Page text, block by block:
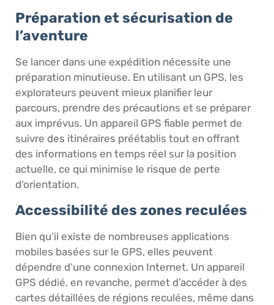
Préparation et sécurisation de
l’aventure
Se lancer dans une expédition nécessite une
préparation minutieuse. En utilisant un GPS, les
explorateurs peuvent mieux planifier leur
parcours, prendre des précautions et se préparer
aux imprévus. Un appareil GPS fiable permet de
suivre des itinéraires préétablis tout en offrant
des informations en temps réel sur la position
actuelle, ce qui minimise le risque de perte
d’orientation.
Accessibilité des zones reculées
Bien qu’il existe de nombreuses applications
mobiles basées sur le GPS, elles peuvent
dépendre d’une connexion Internet. Un appareil
GPS dédié, en revanche, permet d’accéder à des
cartes détaillées de régions reculées, même dans